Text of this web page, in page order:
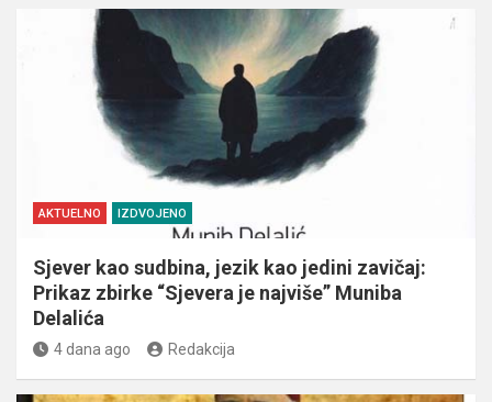
AKTUELNO IZDVOJENO
Sjever kao sudbina, jezik kao jedini zavičaj:
Prikaz zbirke “Sjevera je najviše” Muniba
Delalića
4 dana ago Redakcija